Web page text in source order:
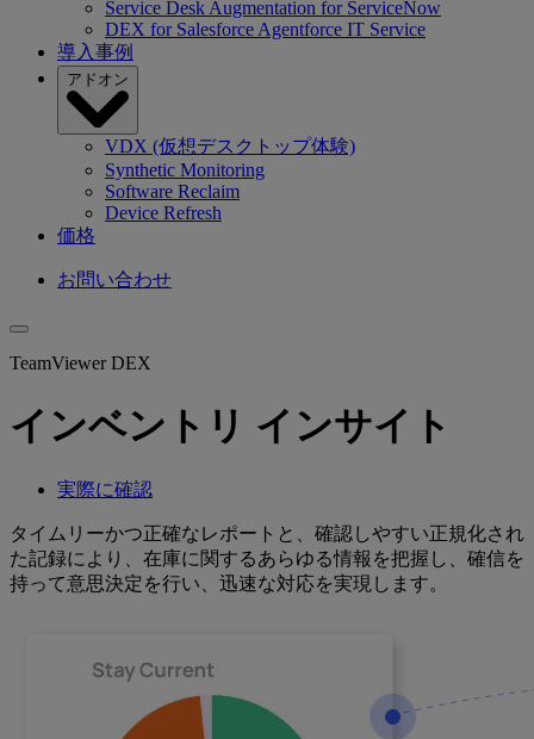
Service Desk Augmentation for ServiceNow
DEX for Salesforce Agentforce IT Service
導入事例
アドオン
VDX (仮想デスクトップ体験)
Synthetic Monitoring
Software Reclaim
Device Refresh
価格
お問い合わせ
TeamViewer DEX
インベントリ インサイト
実際に確認
タイムリーかつ正確なレポートと、確認しやすい正規化され
た記録により、在庫に関するあらゆる情報を把握し、確信を
持って意思決定を行い、迅速な対応を実現します。